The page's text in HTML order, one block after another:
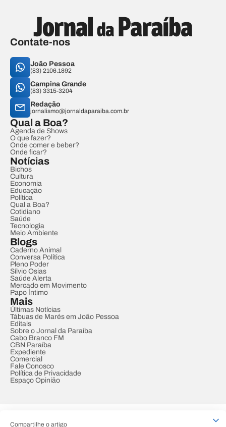
Compartilhe o artigo
Contate-nos
João Pessoa
(83) 2106.1892
Campina Grande
(83) 3315-3204
Redação
jornalismo@jornaldaparaiba.com.br
Qual a Boa?
Agenda de Shows
O que fazer?
Onde comer e beber?
Onde ficar?
Notícias
Bichos
Cultura
Economia
Educação
Política
Qual a Boa?
Cotidiano
Saúde
Tecnologia
Meio Ambiente
Blogs
Caderno Animal
Conversa Política
Pleno Poder
Sílvio Osias
Saúde Alerta
Mercado em Movimento
Papo Íntimo
Mais
Últimas Notícias
Tábuas de Marés em João Pessoa
Editais
Sobre o Jornal da Paraíba
Cabo Branco FM
CBN Paraíba
Expediente
Comercial
Fale Conosco
Política de Privacidade
Espaço Opinião